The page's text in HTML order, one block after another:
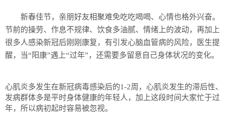
新春佳节，亲朋好友相聚难免吃吃喝喝、心情也格外兴奋。
节前的操劳、作息不规律、饮食多油腻、情绪上的波动，再加上
很多人感染新冠后刚刚康复，有引发心脑血管病的风险，医生提
醒，当“阳康”遇上“过年”，还需要多留意自己身体状况的变化。
心肌炎多发生在新冠病毒感染后的1-2周，心肌炎发生的滞后性、
发病群体多是平时身体健康的年轻人，加上这段时间大家忙于过
年，所以病初起时容易被忽视。